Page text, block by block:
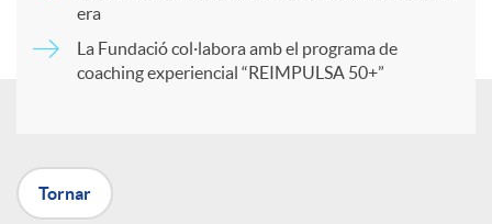
r
era
La Fundació col·labora amb el programa de
coaching experiencial “REIMPULSA 50+”
Tornar